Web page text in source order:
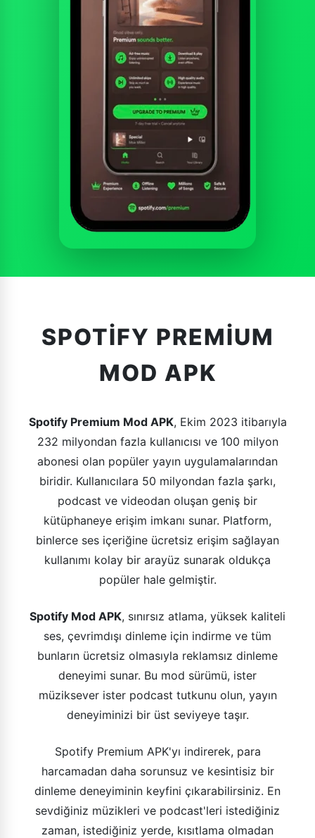
SPOTIFY PREMIUM
MOD APK
Spotify Premium Mod APK, Ekim 2023 itibarıyla
232 milyondan fazla kullanıcısı ve 100 milyon
abonesi olan popüler yayın uygulamalarından
biridir. Kullanıcılara 50 milyondan fazla şarkı,
podcast ve videodan oluşan geniş bir
kütüphaneye erişim imkanı sunar. Platform,
binlerce ses içeriğine ücretsiz erişim sağlayan
kullanımı kolay bir arayüz sunarak oldukça
popüler hale gelmiştir.
Spotify Mod APK, sınırsız atlama, yüksek kaliteli
ses, çevrimdışı dinleme için indirme ve tüm
bunların ücretsiz olmasıyla reklamsız dinleme
deneyimi sunar. Bu mod sürümü, ister
müziksever ister podcast tutkunu olun, yayın
deneyiminizi bir üst seviyeye taşır.
Spotify Premium APK'yı indirerek, para
harcamadan daha sorunsuz ve kesintisiz bir
dinleme deneyiminin keyfini çıkarabilirsiniz. En
sevdiğiniz müzikleri ve podcast'leri istediğiniz
zaman, istediğiniz yerde, kısıtlama olmadan